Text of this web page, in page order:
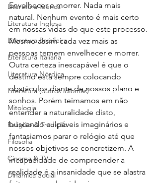
Literatura Ibérica
Literatura Inglesa
Literatura Brasileira
Literatura Italiana
Literatura Nórdica
Literatura (outros idiomas)
Mitologia
Religião & Tradição
Filosofia
Cinema & TV
Dinâmica Social
Envelhecer e morrer. Nada mais
natural. Nenhum evento é mais certo
em nossas vidas do que este processo.
Mesmo assim cada vez mais as
pessoas temem envelhecer e morrer.
Outra certeza inescapável é que o
destino está sempre colocando
obstáculos diante de nossos plano e
sonhos. Porém teimamos em não
entender a naturalidade disto,
buscando culpáveis imaginários e
fantasiamos parar o relógio até que
nossos objetivos se concretizem. A
incapacidade de compreender a
realidade é a insanidade que se alastra